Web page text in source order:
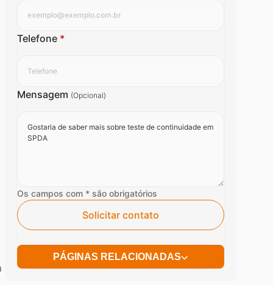
Telefone *
Mensagem (Opcional)
Os campos com * são obrigatórios
Solicitar contato
PÁGINAS RELACIONADAS